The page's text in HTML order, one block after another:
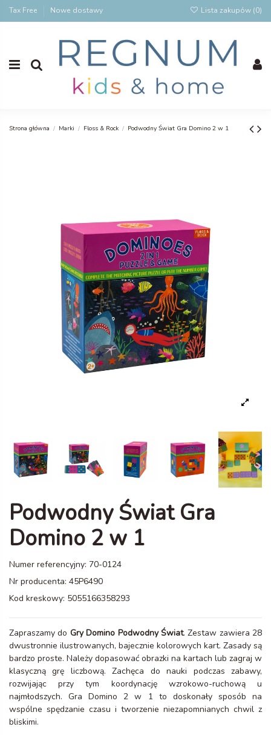
Tax Free Nowe dostawy Lista zakupów (0)
Strona główna Marki Floss & Rock Podwodny Świat Gra Domino 2 w 1
Podwodny Świat Gra
Domino 2 w 1
Numer referencyjny: 70-0124
Nr producenta: 45P6490
Kod kreskowy: 5055166358293
Zapraszamy do Gry Domino Podwodny Świat. Zestaw zawiera 28
dwustronnie ilustrowanych, bajecznie kolorowych kart. Zasady są
bardzo proste. Należy dopasować obrazki na kartach lub zagraj w
klasyczną grę liczbową. Zachęca do nauki podczas zabawy,
rozwijając przy tym koordynację wzrokowo-ruchową u
najmłodszych. Gra Domino 2 w 1 to doskonały sposób na
wspólne spędzanie czasu i tworzenie niezapomnianych chwil z
bliskimi.